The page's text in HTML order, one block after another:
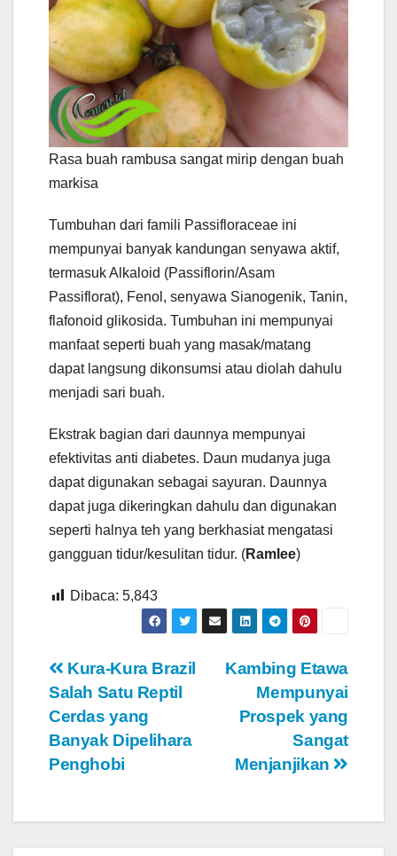
Rasa buah rambusa sangat mirip dengan buah
markisa
Tumbuhan dari famili Passifloraceae ini
mempunyai banyak kandungan senyawa aktif,
termasuk Alkaloid (Passiflorin/Asam
Passiflorat), Fenol, senyawa Sianogenik, Tanin,
flafonoid glikosida. Tumbuhan ini mempunyai
manfaat seperti buah yang masak/matang
dapat langsung dikonsumsi atau diolah dahulu
menjadi sari buah.
Ekstrak bagian dari daunnya mempunyai
efektivitas anti diabetes. Daun mudanya juga
dapat digunakan sebagai sayuran. Daunnya
dapat juga dikeringkan dahulu dan digunakan
seperti halnya teh yang berkhasiat mengatasi
gangguan tidur/kesulitan tidur. (Ramlee)
Dibaca: 5,843
Navigasi
pos
Kambing Etawa
Mempunyai
Prospek yang
Sangat
Menjanjikan
Kura-Kura Brazil
Salah Satu Reptil
Cerdas yang
Banyak Dipelihara
Penghobi